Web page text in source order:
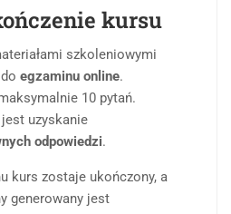
kursu
szkoleniowymi
egzaminu online.
10 pytań.
uzyskanie
odpowiedzi.
kurs zostaje ukończony, a
generowany jest